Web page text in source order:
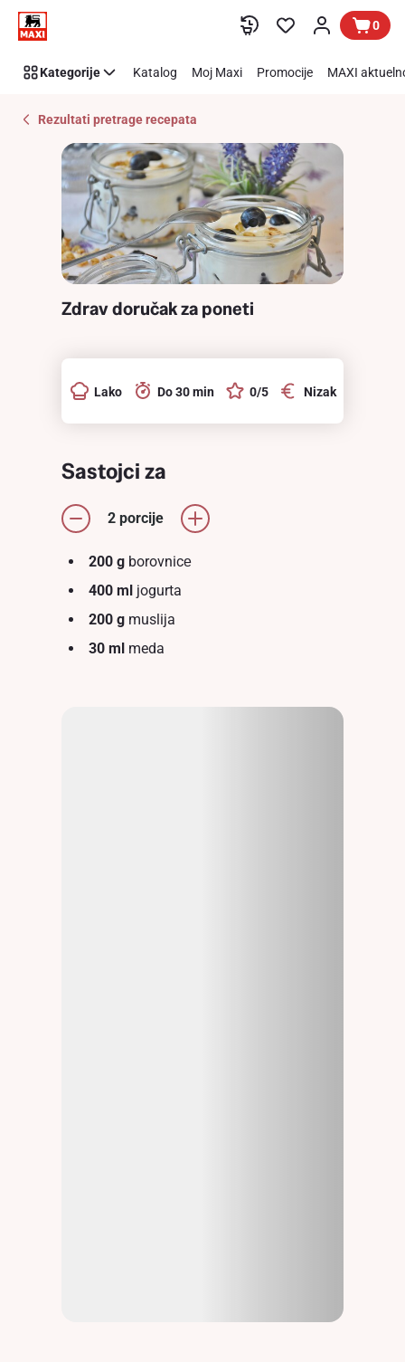
Preskoči link
Recipe
Details
0
Kategorije Katalog Moj Maxi Promocije MAXI
Rezultati pretrage recepata
Zdrav doručak za poneti
Lako Do 30 min 0/5 Nizak
Sastojci za
2 porcije
200 g borovnicе
400 ml jogurta
200 g muslija
30 ml meda